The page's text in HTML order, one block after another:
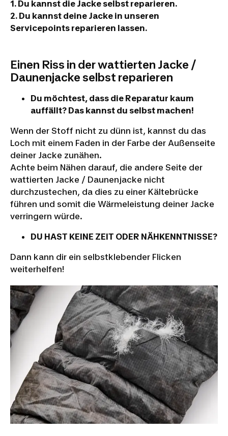
1. Du kannst die Jacke selbst reparieren.
2. Du kannst deine Jacke in unseren
Servicepoints reparieren lassen.
Einen Riss in der wattierten Jacke /
Daunenjacke selbst reparieren
Du möchtest, dass die Reparatur kaum
auffällt? Das kannst du selbst machen!
Wenn der Stoff nicht zu dünn ist, kannst du das
Loch mit einem Faden in der Farbe der Außenseite
deiner Jacke zunähen.
Achte beim Nähen darauf, die andere Seite der
wattierten Jacke / Daunenjacke nicht
durchzustechen, da dies zu einer Kältebrücke
führen und somit die Wärmeleistung deiner Jacke
verringern würde.
DU HAST KEINE ZEIT ODER NÄHKENNTNISSE?
Dann kann dir ein selbstklebender Flicken
weiterhelfen!